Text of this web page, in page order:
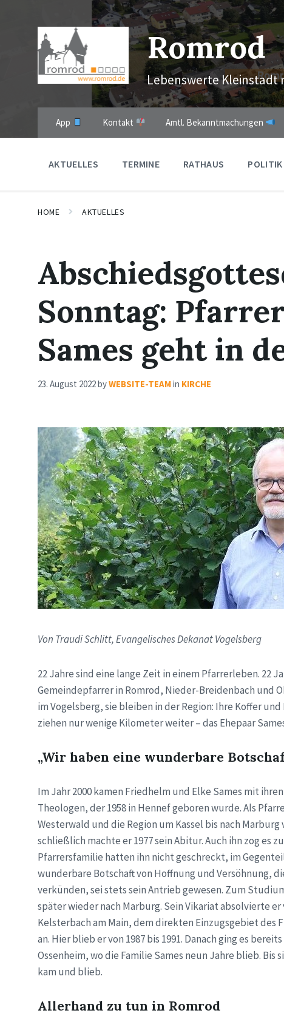
navigation
Romrod
Lebenswerte Kleinstadt
App Kontakt Amtl. Bekanntmachungen
AKTUELLES TERMINE RATHAUS POLITIK
HOME AKTUELLES
Sonntag:
Sames geht in
23. August 2022byWEBSITE-TEAMin KIRCHE
Von Traudi Schlitt, Evangelisches Dekanat Vogelsberg
22 Jahre sind eine lange Zeit in einem Pfarrerleben. 22
Gemeindepfarrer in Romrod, Nieder-Breidenbach und
im Vogelsberg, sie bleiben in der Region: Ihre Koffer
ziehen nur wenige Kilometer weiter – das Ehepaar
„Wir haben eine wunderbare
Im Jahr 2000 kamen Friedhelm und Elke Sames mit
Theologen, der 1958 in Hennef geboren wurde. Als
Westerwald und die Region um Kassel bis nach
schließlich machte er 1977 sein Abitur. Auch ihn zog es
Pfarrersfamilie hatten ihn nicht geschreckt, im
wunderbare Botschaft von Hoffnung und Versöhnung,
verkünden, sei stets sein Antrieb gewesen. Zum
später wieder nach Marburg. Sein Vikariat absolvierte er
Kelsterbach am Main, dem direkten Einzugsgebiet
an. Hier blieb er von 1987 bis 1991. Danach ging es
Ossenheim, wo die Familie Sames neun Jahre blieb.
kam und blieb.
Allerhand zu tun in Romrod